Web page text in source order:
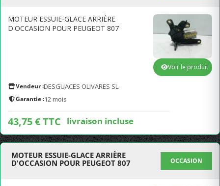
MOTEUR ESSUIE-GLACE ARRIÈRE
D'OCCASION POUR PEUGEOT 807
Vendeur :DESGUACES OLIVARES SL
Garantie :12 mois
43,75 € TTC livraison incluse
Voir le produit
MOTEUR ESSUIE-GLACE ARRIÈRE
D'OCCASION POUR PEUGEOT 807
OCCASION